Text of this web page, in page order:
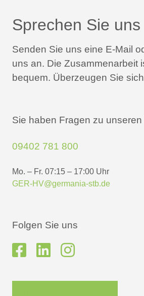
Sprechen Sie uns
Senden Sie uns eine E-Mail
uns an. Die Zusammenarbeit
bequem. Überzeugen Sie
Sie haben Fragen zu
09402 781 800
Mo. – Fr. 07:15 – 17:00 Uhr
GER-HV@germania-stb.de
Folgen Sie uns